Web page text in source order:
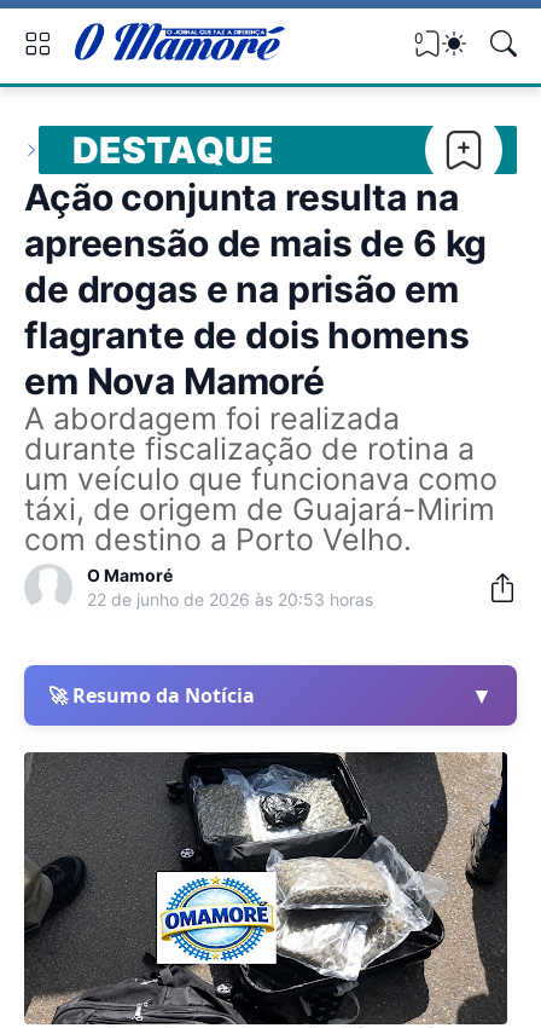
0
DESTAQUE
Ação conjunta resulta na
apreensão de mais de 6 kg
de drogas e na prisão em
flagrante de dois homens
em Nova Mamoré
A abordagem foi realizada
durante fiscalização de rotina a
um veículo que funcionava como
táxi, de origem de Guajará-Mirim
com destino a Porto Velho.
O Mamoré
22 de junho de 2026 às 20:53 horas
🚀 Resumo da Notícia ▼